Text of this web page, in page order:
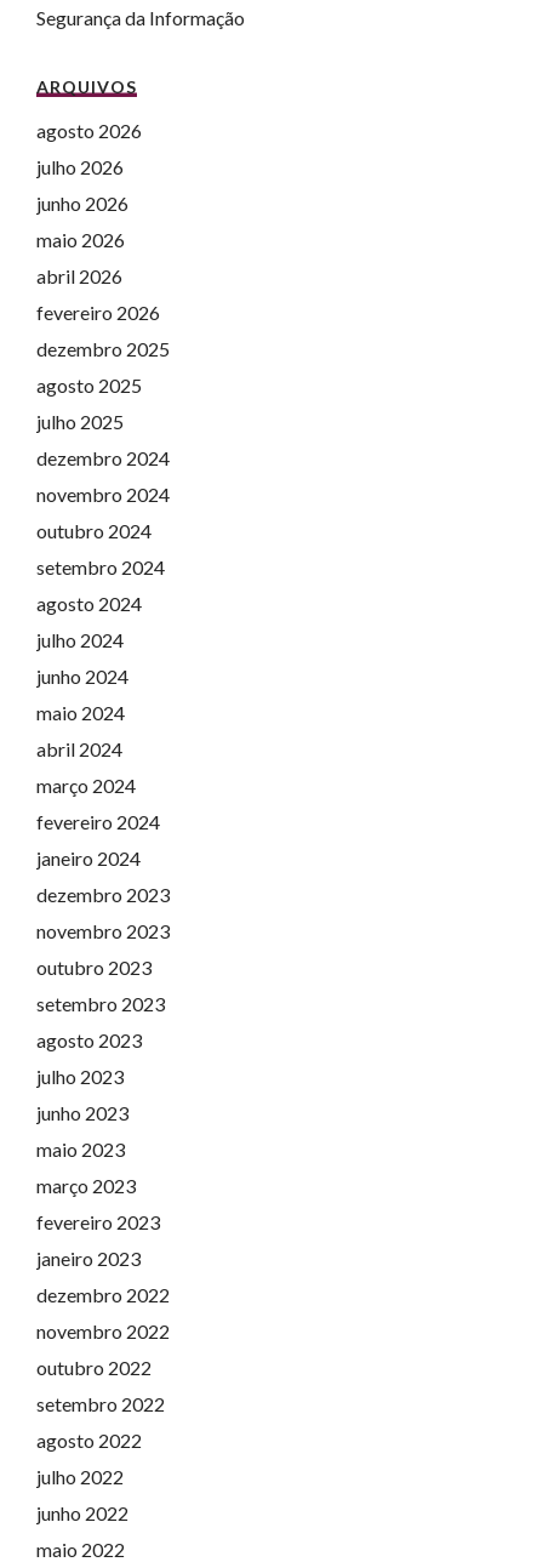
Segurança da Informação
ARQUIVOS
agosto 2026
julho 2026
junho 2026
maio 2026
abril 2026
fevereiro 2026
dezembro 2025
agosto 2025
julho 2025
dezembro 2024
novembro 2024
outubro 2024
setembro 2024
agosto 2024
julho 2024
junho 2024
maio 2024
abril 2024
março 2024
fevereiro 2024
janeiro 2024
dezembro 2023
novembro 2023
outubro 2023
setembro 2023
agosto 2023
julho 2023
junho 2023
maio 2023
março 2023
fevereiro 2023
janeiro 2023
dezembro 2022
novembro 2022
outubro 2022
setembro 2022
agosto 2022
julho 2022
junho 2022
maio 2022